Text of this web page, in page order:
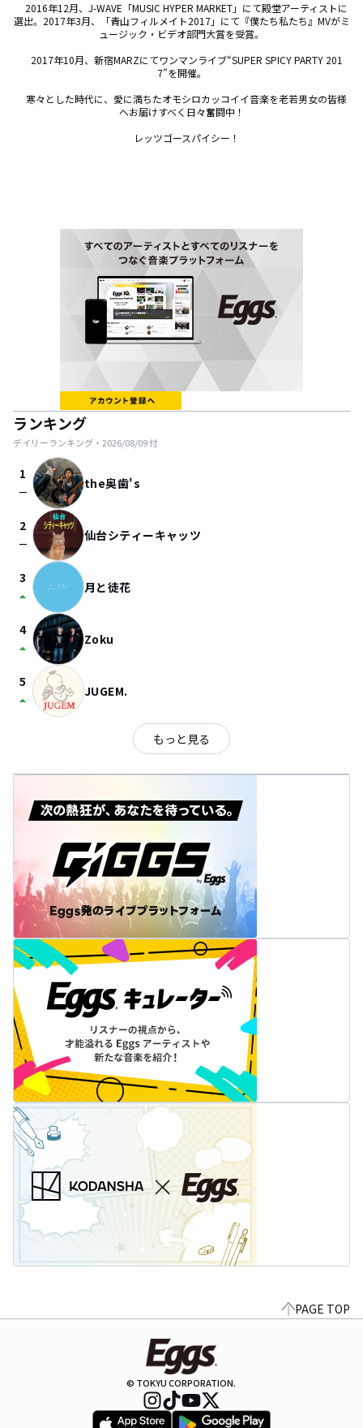
2016年12月、J-WAVE「MUSIC HYPER MARKET」にて殿堂アーティストに
選出。2017年3月、「青山フィルメイト2017」にて『僕たち私たち』MVがミ
ュージック・ビデオ部門大賞を受賞。
2017年10月、新宿MARZにてワンマンライブ“SUPER SPICY PARTY 201
7”を開催。
寒々とした時代に、愛に満ちたオモシロカッコイイ音楽を老若男女の皆様
へお届けすべく日々奮闘中！
レッツゴースパイシー！
ランキング
デイリーランキング・ 2026/08/09付
1
check_indeterminate_small the奥歯's
2
check_indeterminate_small 仙台シティーキャッツ
3
arrow_drop_up 月と徒花
4
arrow_drop_up Zoku
5
arrow_drop_up JUGEM.
もっと見る
PAGE TOP
© TOKYU CORPORATION.